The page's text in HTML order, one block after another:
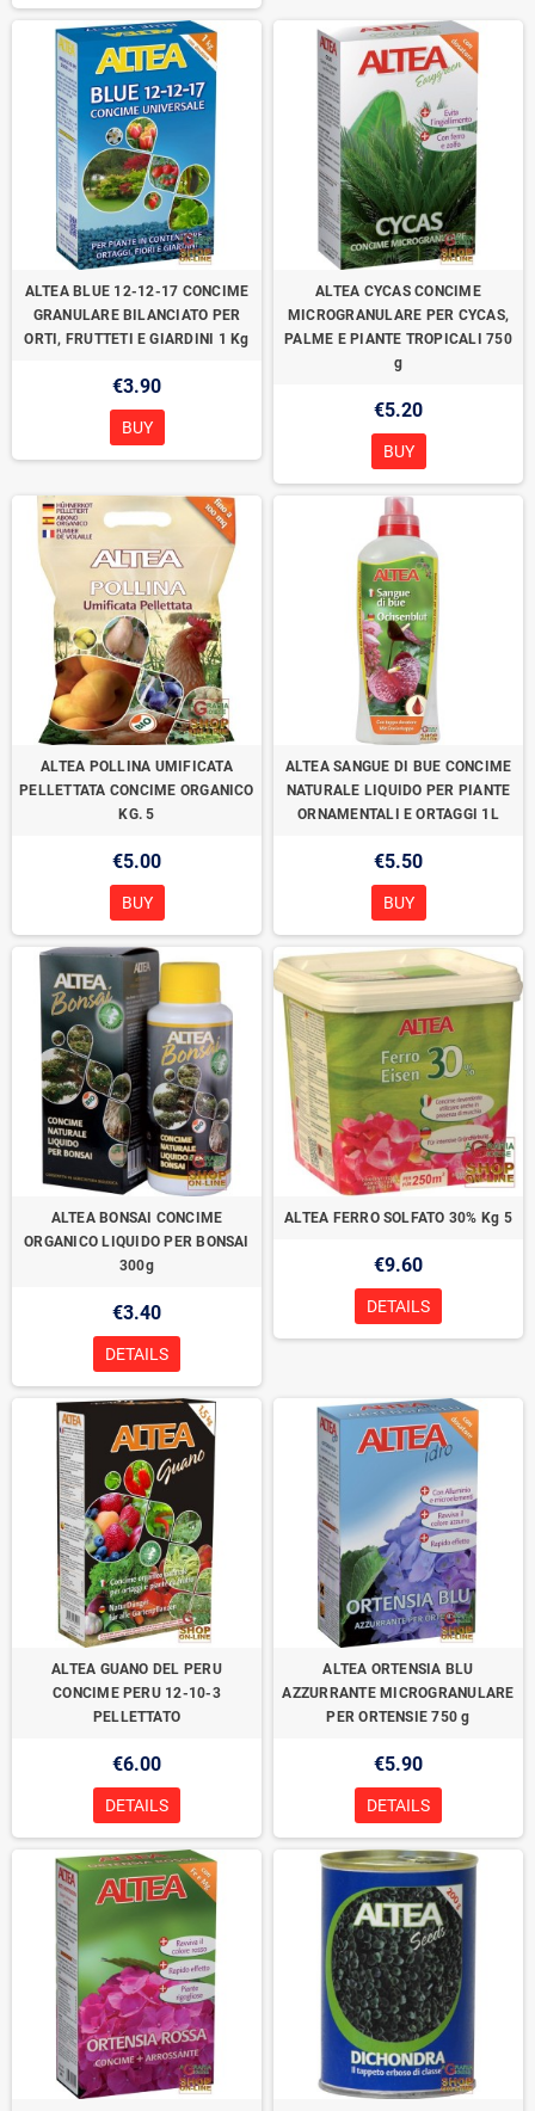
ALTEA BLUE 12-12-17 CONCIME
GRANULARE BILANCIATO PER
ORTI, FRUTTETI E GIARDINI 1 Kg
€3.90
BUY
ALTEA CYCAS CONCIME
MICROGRANULARE PER CYCAS,
PALME E PIANTE TROPICALI 750
g
€5.20
BUY
ALTEA POLLINA UMIFICATA
PELLETTATA CONCIME ORGANICO
KG. 5
€5.00
BUY
ALTEA SANGUE DI BUE CONCIME
NATURALE LIQUIDO PER PIANTE
ORNAMENTALI E ORTAGGI 1L
€5.50
BUY
ALTEA BONSAI CONCIME
ORGANICO LIQUIDO PER BONSAI
300g
€3.40
DETAILS
ALTEA FERRO SOLFATO 30% Kg 5
€9.60
DETAILS
ALTEA GUANO DEL PERU
CONCIME PERU 12-10-3
PELLETTATO
€6.00
DETAILS
ALTEA ORTENSIA BLU
AZZURRANTE MICROGRANULARE
PER ORTENSIE 750 g
€5.90
DETAILS